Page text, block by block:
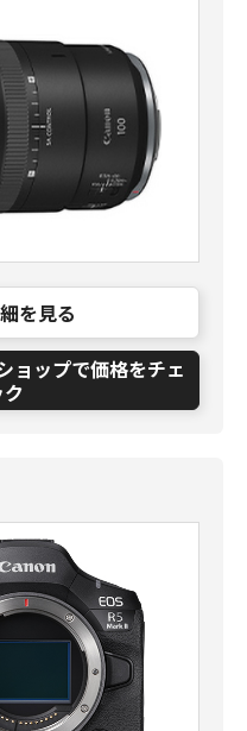
を見る
ョップで価格をチェ
ク